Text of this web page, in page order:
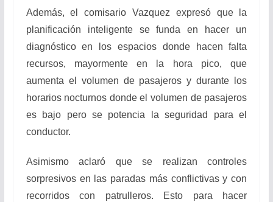
Además, el comisario Vazquez expresó que la
planificación inteligente se funda en hacer un
diagnóstico en los espacios donde hacen falta
recursos, mayormente en la hora pico, que
aumenta el volumen de pasajeros y durante los
horarios nocturnos donde el volumen de pasajeros
es bajo pero se potencia la seguridad para el
conductor.
Asimismo aclaró que se realizan controles
sorpresivos en las paradas más conflictivas y con
recorridos con patrulleros. Esto para hacer